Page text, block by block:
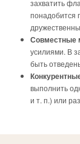
захватить
понадобится
Совместные
усилиями. В
быть
выполнить
и т. п.) или